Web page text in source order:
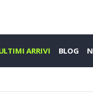
ARRIVI BLOG